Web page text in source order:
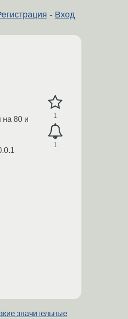
- Вход
1
1
на 80 и
значительные